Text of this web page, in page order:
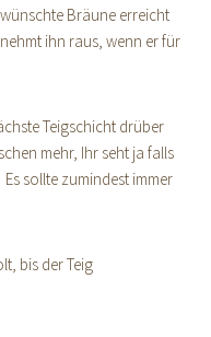
Bräune erreicht
ihn raus, wenn er für
Teigschicht drüber
mehr, Ihr seht ja falls
sollte zumindest immer
bis der Teig